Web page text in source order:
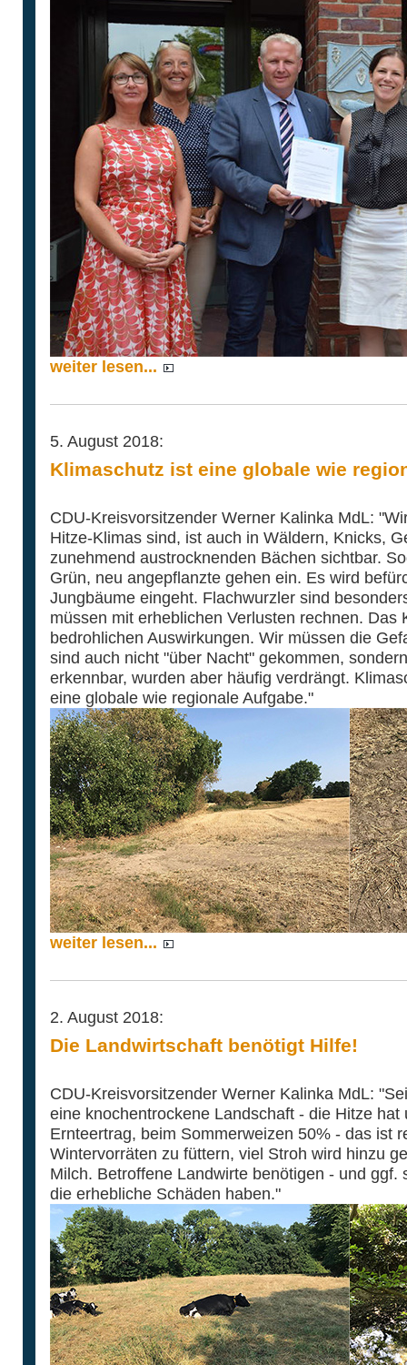
weiter lesen...
5. August 2018:
Klimaschutz ist eine globale wie
CDU-Kreisvorsitzender Werner Kalinka MdL:
Hitze-Klimas sind, ist auch in Wäldern, Knicks,
zunehmend austrocknenden Bächen sichtbar.
Grün, neu angepflanzte gehen ein. Es wird
Jungbäume eingeht. Flachwurzler sind
müssen mit erheblichen Verlusten rechnen. Das
bedrohlichen Auswirkungen. Wir müssen die
sind auch nicht "über Nacht" gekommen,
erkennbar, wurden aber häufig verdrängt.
eine globale wie regionale Aufgabe."
weiter lesen...
2. August 2018:
Die Landwirtschaft benötigt Hilfe!
CDU-Kreisvorsitzender Werner Kalinka MdL:
eine knochentrockene Landschaft - die Hitze
Ernteertrag, beim Sommerweizen 50% - das ist
Wintervorräten zu füttern, viel Stroh wird hinzu
Milch. Betroffene Landwirte benötigen - und ggf.
die erhebliche Schäden haben."